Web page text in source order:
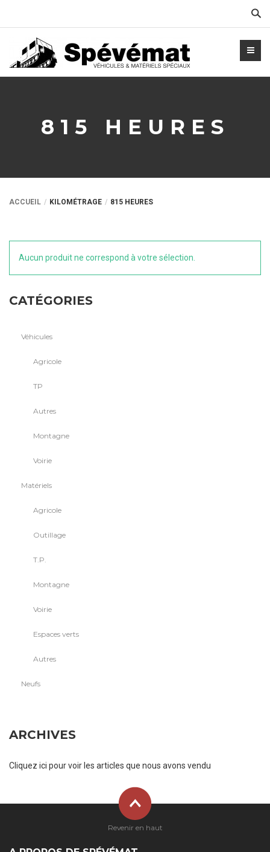
815 HEURES
ACCUEIL KILOMÉTRAGE 815 HEURES
Aucun produit ne correspond à votre sélection.
CATÉGORIES
Véhicules
Agricole
TP
Autres
Montagne
Voirie
Matériels
Agricole
Outillage
T.P.
Montagne
Voirie
Espaces verts
Autres
Neufs
ARCHIVES
Cliquez ici pour voir les articles que nous avons vendu
Revenir en haut